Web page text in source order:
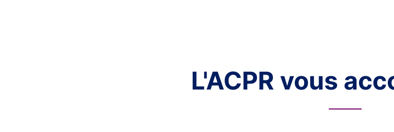
L'ACPR vous